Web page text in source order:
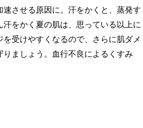
させる原因に。汗をかくと、蒸発す
をかく夏の肌は、思っている以上に
受けやすくなるので、さらに肌ダメ
ましょう。血行不良によるくすみ